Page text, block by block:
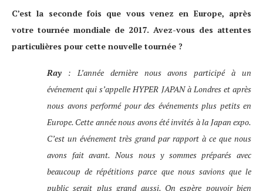
C’est la seconde fois que vous venez en Europe, après
votre tournée mondiale de 2017. Avez-vous des attentes
particulières pour cette nouvelle tournée ?
Ray : L’année dernière nous avons participé à un
événement qui s’appelle HYPER JAPAN à Londres et après
nous avons performé pour des événements plus petits en
Europe. Cette année nous avons été invités à la Japan expo.
C’est un événement très grand par rapport à ce que nous
avons fait avant. Nous nous y sommes préparés avec
beaucoup de répétitions parce que nous savions que le
public serait plus grand aussi. On espère pouvoir bien